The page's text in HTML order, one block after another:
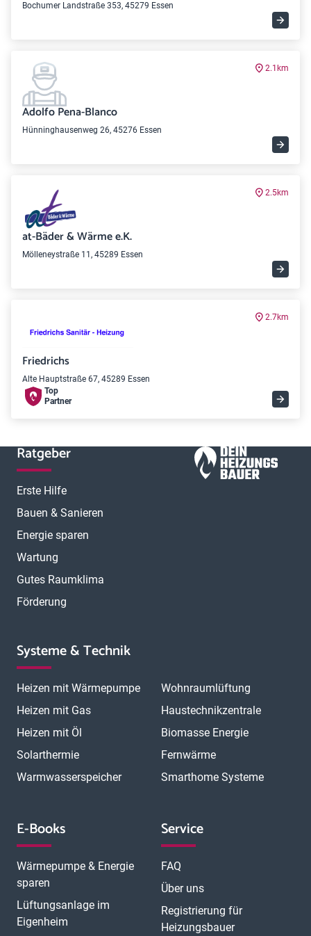
Bochumer Landstraße 353, 45279 Essen
2.1km
Adolfo Pena-Blanco
Hünninghausenweg 26, 45276 Essen
2.5km
at-Bäder & Wärme e.K.
Mölleneystraße 11, 45289 Essen
2.7km
Friedrichs
Alte Hauptstraße 67, 45289 Essen
Top
Partner
Ratgeber
Erste Hilfe
Bauen & Sanieren
Energie sparen
Wartung
Gutes Raumklima
Förderung
Systeme & Technik
Heizen mit Wärmepumpe
Heizen mit Gas
Heizen mit Öl
Solarthermie
Warmwasserspeicher
Wohnraumlüftung
Haustechnikzentrale
Biomasse Energie
Fernwärme
Smarthome Systeme
E-Books
Wärmepumpe & Energie
sparen
Lüftungsanlage im
Eigenheim
Service
FAQ
Über uns
Registrierung für
Heizungsbauer